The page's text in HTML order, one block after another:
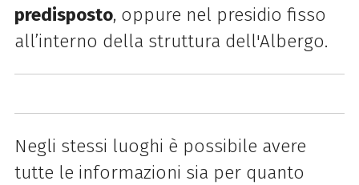
predisposto, oppure nel presidio fisso
all’interno della struttura dell'Albergo.
Negli stessi luoghi è possibile avere
tutte le informazioni sia per quanto